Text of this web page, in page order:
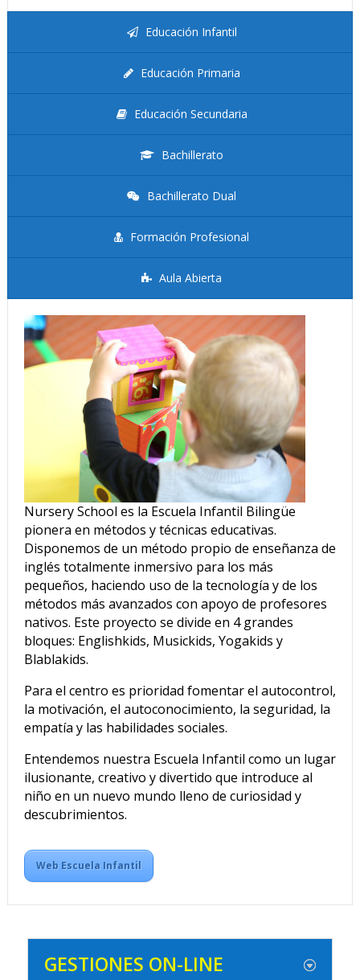
Educación Infantil
Educación Primaria
Educación Secundaria
Bachillerato
Bachillerato Dual
Formación Profesional
Aula Abierta
Nursery School es la Escuela Infantil Bilingüe
pionera en métodos y técnicas educativas.
Disponemos de un método propio de enseñanza de
inglés totalmente inmersivo para los más
pequeños, haciendo uso de la tecnología y de los
métodos más avanzados con apoyo de profesores
nativos. Este proyecto se divide en 4 grandes
bloques: Englishkids, Musickids, Yogakids y
Blablakids.
Para el centro es prioridad fomentar el autocontrol,
la motivación, el autoconocimiento, la seguridad, la
empatía y las habilidades sociales.
Entendemos nuestra Escuela Infantil como un lugar
ilusionante, creativo y divertido que introduce al
niño en un nuevo mundo lleno de curiosidad y
descubrimientos.
Web Escuela Infantil
GESTIONES ON-LINE